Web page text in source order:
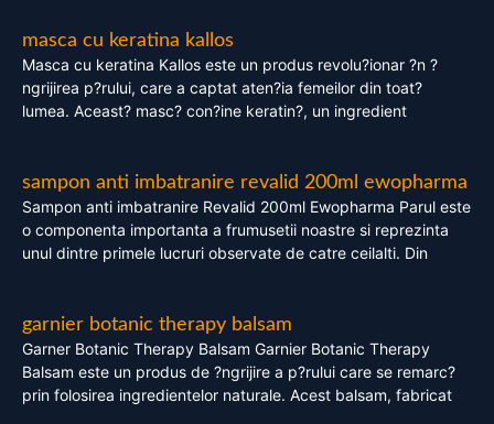
masca cu keratina kallos
Masca cu keratina Kallos este un produs revolu?ionar ?n ?
ngrijirea p?rului, care a captat aten?ia femeilor din toat?
lumea. Aceast? masc? con?ine keratin?, un ingredient
sampon anti imbatranire revalid 200ml ewopharma
Sampon anti imbatranire Revalid 200ml Ewopharma Parul este
o componenta importanta a frumusetii noastre si reprezinta
unul dintre primele lucruri observate de catre ceilalti. Din
garnier botanic therapy balsam
Garner Botanic Therapy Balsam Garnier Botanic Therapy
Balsam este un produs de ?ngrijire a p?rului care se remarc?
prin folosirea ingredientelor naturale. Acest balsam, fabricat